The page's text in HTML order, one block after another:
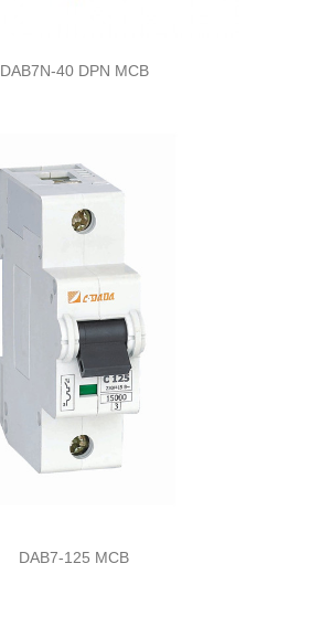
DAB7N-40 DPN MCB
DAB7-125 MCB